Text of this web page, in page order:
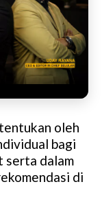
oleh
bagi
serta dalam
di